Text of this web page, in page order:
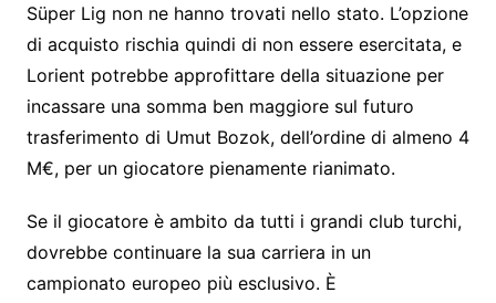
Süper Lig non ne hanno trovati nello stato. L’opzione
di acquisto rischia quindi di non essere esercitata, e
Lorient potrebbe approfittare della situazione per
incassare una somma ben maggiore sul futuro
trasferimento di Umut Bozok, dell’ordine di almeno 4
M€, per un giocatore pienamente rianimato.
Se il giocatore è ambito da tutti i grandi club turchi,
dovrebbe continuare la sua carriera in un
campionato europeo più esclusivo. È